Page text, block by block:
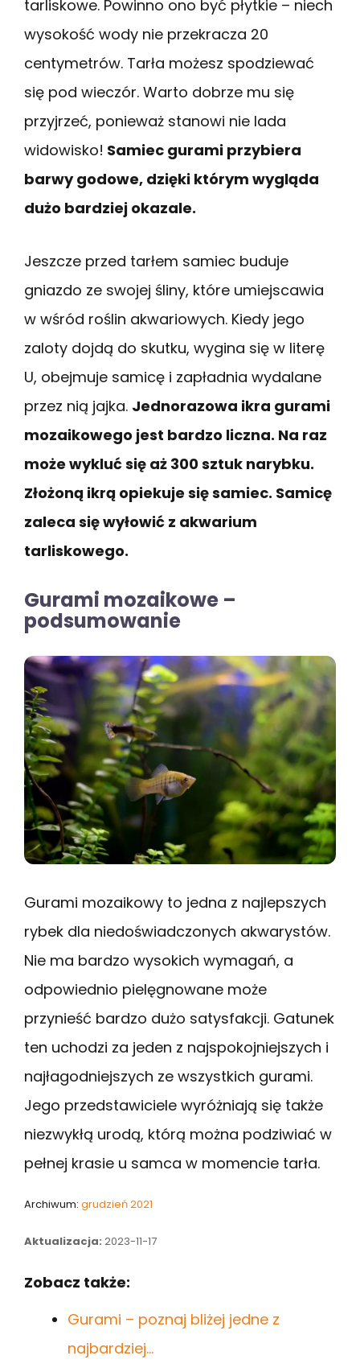
tarliskowe. Powinno ono być płytkie – niech
wysokość wody nie przekracza 20
centymetrów. Tarła możesz spodziewać
się pod wieczór. Warto dobrze mu się
przyjrzeć, ponieważ stanowi nie lada
widowisko! Samiec gurami przybiera
barwy godowe, dzięki którym wygląda
dużo bardziej okazale.
Jeszcze przed tarłem samiec buduje
gniazdo ze swojej śliny, które umiejscawia
w wśród roślin akwariowych. Kiedy jego
zaloty dojdą do skutku, wygina się w literę
U, obejmuje samicę i zapładnia wydalane
przez nią jajka. Jednorazowa ikra gurami
mozaikowego jest bardzo liczna. Na raz
może wykluć się aż 300 sztuk narybku.
Złożoną ikrą opiekuje się samiec. Samicę
zaleca się wyłowić z akwarium
tarliskowego.
Gurami mozaikowe –
podsumowanie
Gurami mozaikowy to jedna z najlepszych
rybek dla niedoświadczonych akwarystów.
Nie ma bardzo wysokich wymagań, a
odpowiednio pielęgnowane może
przynieść bardzo dużo satysfakcji. Gatunek
ten uchodzi za jeden z najspokojniejszych i
najłagodniejszych ze wszystkich gurami.
Jego przedstawiciele wyróżniają się także
niezwykłą urodą, którą można podziwiać w
pełnej krasie u samca w momencie tarła.
Archiwum: grudzień 2021
Aktualizacja: 2023-11-17
Zobacz także:
Gurami – poznaj bliżej jedne z
najbardziej…